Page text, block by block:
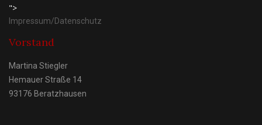
">
Impressum/Datenschutz
Vorstand
Martina Stiegler
Hemauer Straße 14
93176 Beratzhausen